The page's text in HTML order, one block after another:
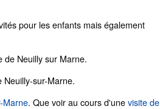
pour les enfants mais également
de Neuilly sur Marne.
Neuilly-sur-Marne.
Marne. Que voir au cours d'unevisite de